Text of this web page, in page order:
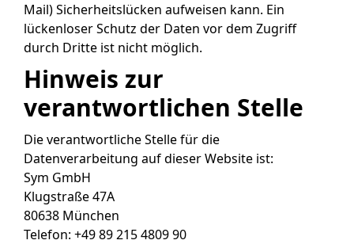
Mail) Sicherheitslücken aufweisen kann. Ein
lückenloser Schutz der Daten vor dem Zugriff
durch Dritte ist nicht möglich.
Hinweis zur
verantwortlichen Stelle
Die verantwortliche Stelle für die
Datenverarbeitung auf dieser Website ist:
Sym GmbH
Klugstraße 47A
80638 München
Telefon: +49 89 215 4809 90